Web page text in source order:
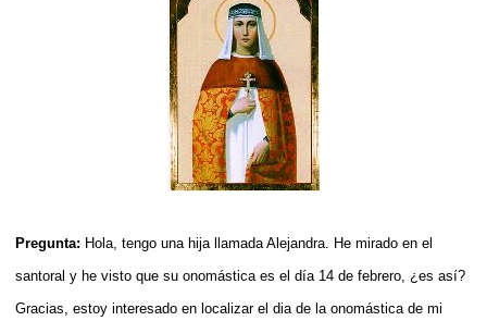
Pregunta: Hola, tengo una hija llamada Alejandra. He mirado en el
santoral y he visto que su onomástica es el día 14 de febrero, ¿es así?
Gracias, estoy interesado en localizar el dia de la onomástica de mi